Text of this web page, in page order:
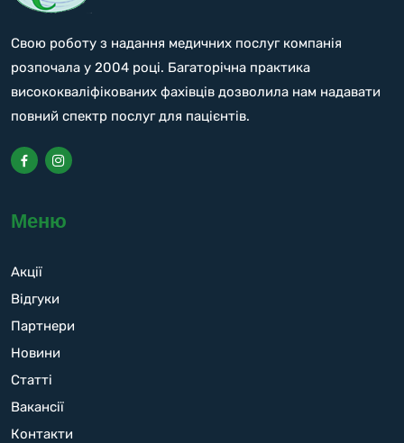
Свою роботу з надання медичних послуг компанія
розпочала у 2004 році. Багаторічна практика
висококваліфікованих фахівців дозволила нам надавати
повний спектр послуг для пацієнтів.
Меню
Акції
Відгуки
Партнери
Новини
Статті
Вакансії
Контакти